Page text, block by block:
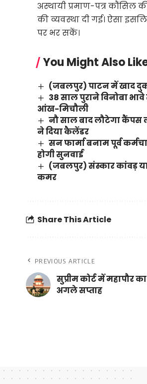
अस्थायी प्रमाण-पत्र कौंसिल
की व्यवस्था दी गई। ऐसा
पर भर सकें।
You Might Also
(जबलपुर) पाटन में खाद
38 साल पुराने विनोबा
आंख-मिचौली
नौ साल बाद लौटेगा कैंपस
ने दिया कैलेंडर
सन फार्मा बनाम पूर्व
होगी सुनवाई
(जबलपुर) संस्कार कांवड़
कमर
Share This Article
PREVIOUS ARTICLE
सुप्रीम कोर्ट में महापौर
अगले सप्ताह